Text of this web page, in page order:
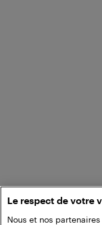
Le respect de votre
Nous et nos